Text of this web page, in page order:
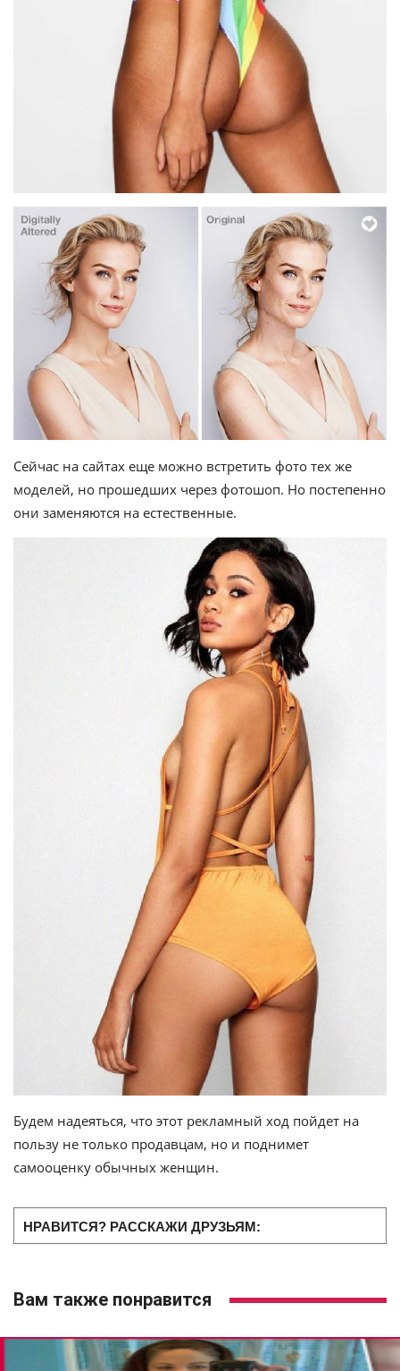
Сейчас на сайтах еще можно встретить фото тех же
моделей, но прошедших через фотошоп. Но постепенно
они заменяются на естественные.
Будем надеяться, что этот рекламный ход пойдет на
пользу не только продавцам, но и поднимет
самооценку обычных женщин.
НРАВИТСЯ? РАССКАЖИ ДРУЗЬЯМ:
Вам также понравится